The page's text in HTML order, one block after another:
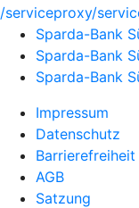
/serviceproxy/
Sparda-Bank
Sparda-Bank
Sparda-Bank
Impressum
Datenschutz
Barrierefreiheit
AGB
Satzung